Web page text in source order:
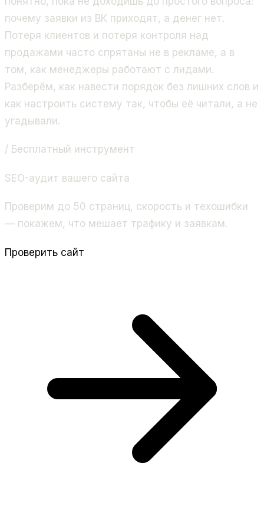
почему заявки из ВК приходят, а денег нет.
Потеря клиентов и потеря контроля над
продажами часто спрятаны не в рекламе, а в
том, как менеджеры работают с лидами.
Разберём, как навести порядок без лишних слов и
как настроить систему так, чтобы её читали, а не
угадывали.
/ Бесплатный инструмент
SEO-аудит вашего сайта
Проверим до 50 страниц, скорость и техошибки
— покажем, что мешает трафику и заявкам.
Проверить сайт